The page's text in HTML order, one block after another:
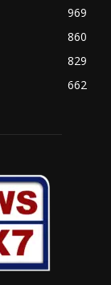
969
860
829
662